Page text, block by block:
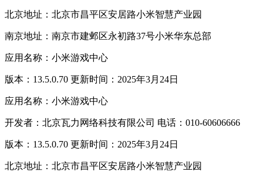
北京地址：北京市昌平区安居路小米智慧产业园
南京地址：南京市建邺区永初路37号小米华东总部
应用名称：小米游戏中心
版本：13.5.0.70 更新时间：2025年3月24日
应用名称：小米游戏中心
开发者：北京瓦力网络科技有限公司 电话：010-60606666
版本：13.5.0.70 更新时间：2025年3月24日
北京地址：北京市昌平区安居路小米智慧产业园